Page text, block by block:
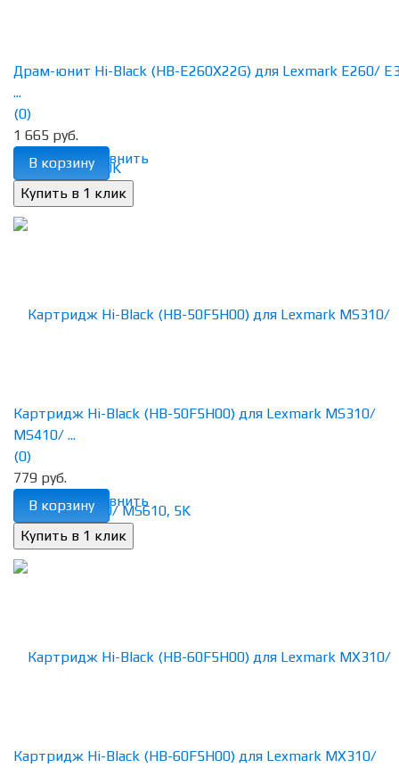
избранное сравнить
Драм-юнит Hi-Black (HB-E260X22G) для Lexmark E260/
...
(0)
1 665 руб.
В корзину
избранное сравнить
Картридж Hi-Black (HB-50F5H00) для Lexmark MS310/
MS410/ ...
(0)
779 руб.
В корзину
Картридж Hi-Black (HB-60F5H00) для Lexmark MX310/